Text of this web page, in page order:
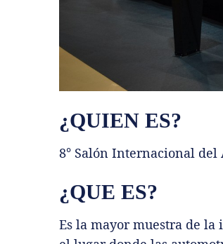
¿QUIEN ES?
8° Salón Internacional
¿QUE ES?
Es la mayor muestra de la